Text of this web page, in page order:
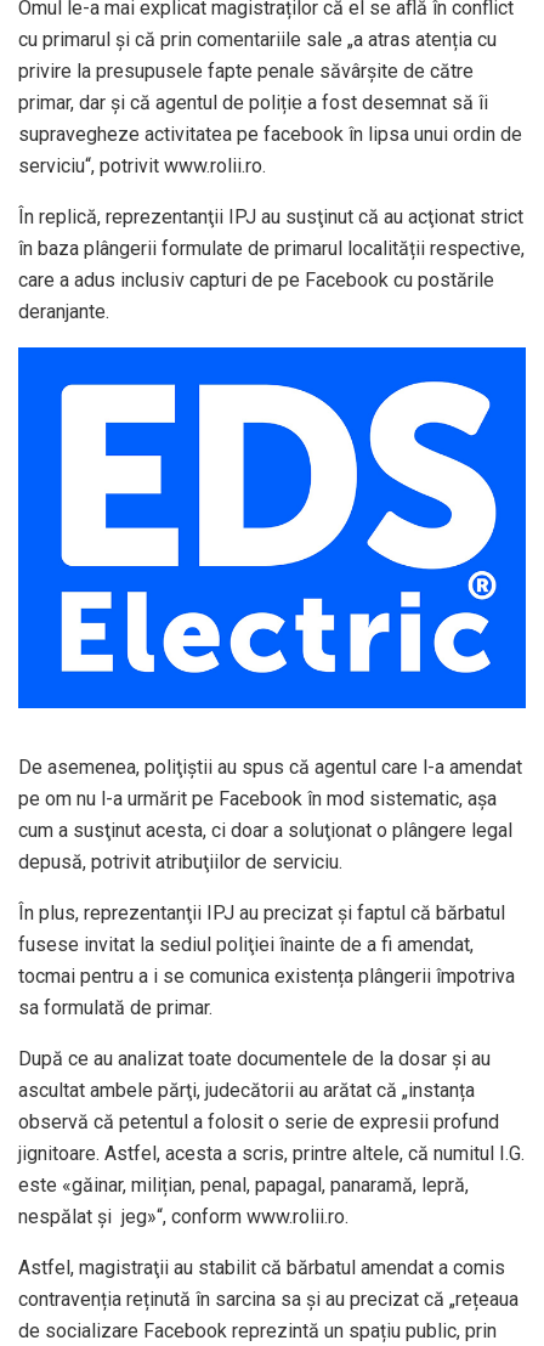
Omul le-a mai explicat magistraților că el se află în conflict
cu primarul şi că prin comentariile sale „a atras atenția cu
privire la presupusele fapte penale săvârșite de către
primar, dar și că agentul de poliție a fost desemnat să îi
supravegheze activitatea pe facebook în lipsa unui ordin de
serviciu“, potrivit www.rolii.ro.
În replică, reprezentanţii IPJ au susţinut că au acţionat strict
în baza plângerii formulate de primarul localității respective,
care a adus inclusiv capturi de pe Facebook cu postările
deranjante.
De asemenea, poliţiştii au spus că agentul care l-a amendat
pe om nu l-a urmărit pe Facebook în mod sistematic, aşa
cum a susţinut acesta, ci doar a soluţionat o plângere legal
depusă, potrivit atribuţiilor de serviciu.
În plus, reprezentanţii IPJ au precizat şi faptul că bărbatul
fusese invitat la sediul poliţiei înainte de a fi amendat,
tocmai pentru a i se comunica existența plângerii împotriva
sa formulată de primar.
După ce au analizat toate documentele de la dosar şi au
ascultat ambele părţi, judecătorii au arătat că „instanța
observă că petentul a folosit o serie de expresii profund
jignitoare. Astfel, acesta a scris, printre altele, că numitul I.G.
este «găinar, milițian, penal, papagal, panaramă, lepră,
nespălat și jeg»“, conform www.rolii.ro.
Astfel, magistraţii au stabilit că bărbatul amendat a comis
contravenția reținută în sarcina sa şi au precizat că „rețeaua
de socializare Facebook reprezintă un spațiu public, prin